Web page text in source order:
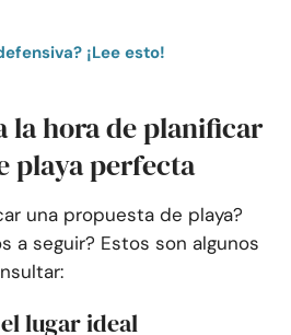
¡Lee esto!
la hora de planificar
playa perfecta
una propuesta de playa?
a seguir? Estos son algunos
lugar ideal